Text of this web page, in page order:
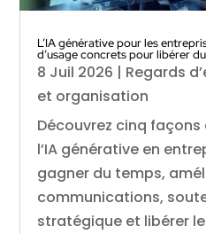
L’IA générative pour les
d’usage concrets pour libérer
8 Juil 2026 | Regards
et organisation
Découvrez cinq
l’IA générative en
gagner du temps,
communications,
stratégique et libérer